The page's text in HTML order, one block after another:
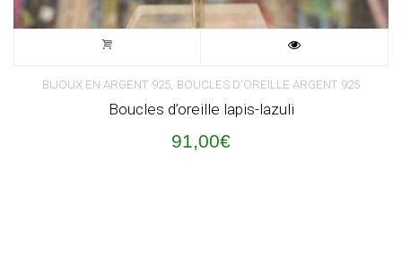
BIJOUX EN ARGENT 925, BOUCLES D'OREILLE ARGENT 925
Boucles d’oreille lapis-lazuli
91,00€